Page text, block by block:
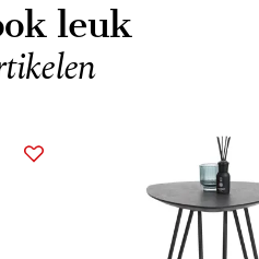
leuk